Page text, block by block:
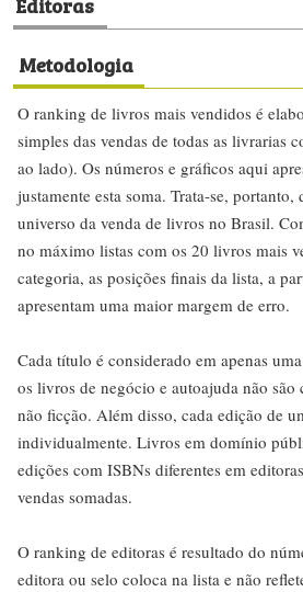
Metodologia
O ranking de livros mais vendidos é
simples das vendas de todas as livrarias
ao lado). Os números e gráficos aqui
justamente esta soma. Trata-se, portanto,
universo da venda de livros no Brasil.
no máximo listas com os 20 livros mais
categoria, as posições finais da lista, a
apresentam uma maior margem de erro.
Cada título é considerado em apenas
os livros de negócio e autoajuda não são
não ficção. Além disso, cada edição de
individualmente. Livros em domínio
edições com ISBNs diferentes em
vendas somadas.
O ranking de editoras é resultado do
editora ou selo coloca na lista e não